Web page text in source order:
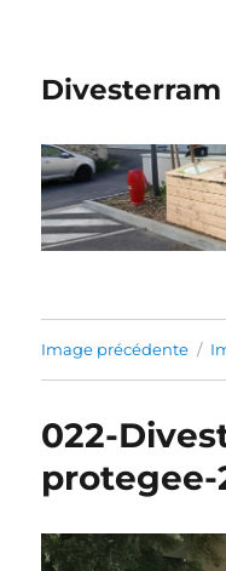
Divesterram
Image précédente
022-
protegee-